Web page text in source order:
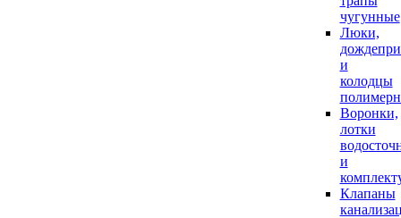
чугунные
Люки,
и
колодцы
Воронки,
лотки
и
Клапаны